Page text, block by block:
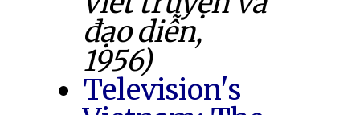
đạo diễn,
1956)
Television's